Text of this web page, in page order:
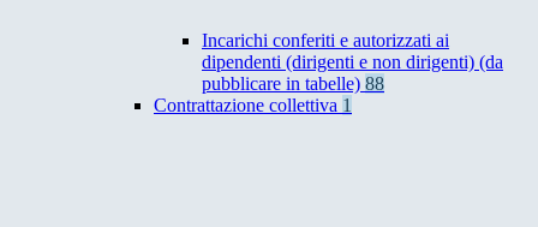
Incarichi conferiti e autorizzati ai
dipendenti (dirigenti e non dirigenti) (da
pubblicare in tabelle) 88
Contrattazione collettiva 1